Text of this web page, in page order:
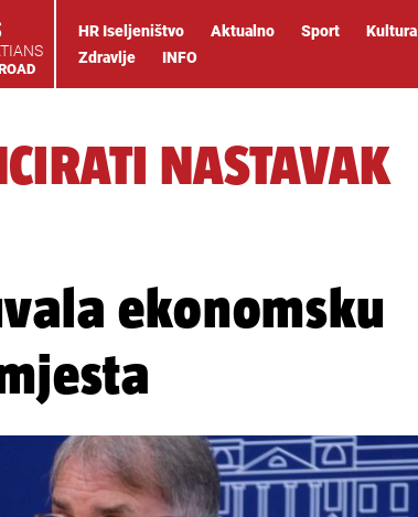
HR Iseljeništvo Aktualno Sport Kultura
Zdravlje
INFO
NASTAVAK
ekonomsku